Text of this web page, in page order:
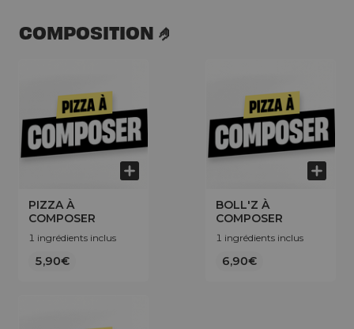
COMPOSITION 🤌
PIZZA À
COMPOSER
1 ingrédients inclus
5,90€
BOLL'Z À
COMPOSER
1 ingrédients inclus
6,90€